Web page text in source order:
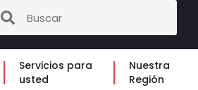
Servicios para
usted
Nuestra
Región